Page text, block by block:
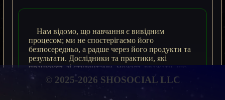
Нам відомо, що навчання є вивідним
процесом; ми не спостерігаємо його
безпосередньо, а радше через його продукти та
результати. Дослідники та практики, які
працюють зі студентами, можуть вважати, що
студенти навчилися, але єдиний спосіб це
дізнатися – оцінити продукти та результати
навчання.
© 2025-2026 SHOSOCIAL LLC